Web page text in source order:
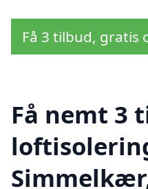
Få 3 tilbud, gratis
Få nemt 3